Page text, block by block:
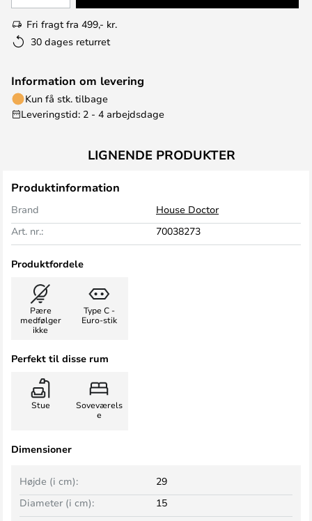
Fri fragt fra 499,- kr.
30 dages returret
Information om levering
Kun få stk. tilbage
Leveringstid: 2 - 4 arbejdsdage
LIGNENDE PRODUKTER
Produktinformation
Brand
House Doctor
Art. nr.:
70038273
Produktfordele
Pære
medfølger
ikke
Type C -
Euro-stik
Perfekt til disse rum
Stue
Soveværels
e
Dimensioner
Højde (i cm):
29
Diameter (i cm):
15